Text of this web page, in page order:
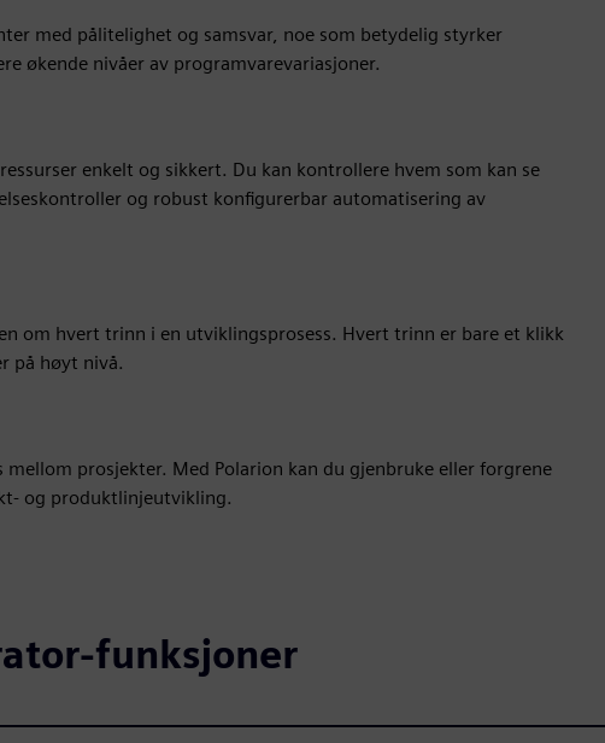
med pålitelighet og samsvar, noe som betydelig styrker
økende nivåer av programvarevariasjoner.
enkelt og sikkert. Du kan kontrollere hvem som kan se
og robust konfigurerbar automatisering av
om hvert trinn i en utviklingsprosess. Hvert trinn er bare et klikk
på høyt nivå.
prosjekter. Med Polarion kan du gjenbruke eller forgrene
og produktlinjeutvikling.
funksjoner